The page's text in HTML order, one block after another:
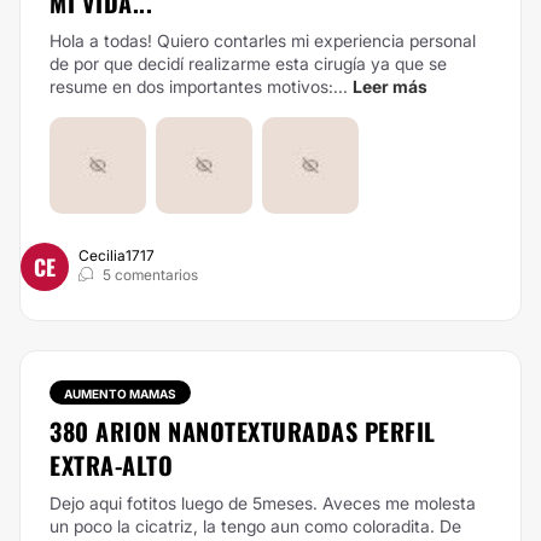
Hola a todas! Quiero contarles mi experiencia personal
de por que decidí realizarme esta cirugía ya que se
resume en dos importantes motivos:... Leer más
CE
Cecilia1717
5 comentarios
AUMENTO MAMAS
380 ARION NANOTEXTURADAS PERFIL
EXTRA-ALTO
Dejo aqui fotitos luego de 5meses. Aveces me molesta
un poco la cicatriz, la tengo aun como coloradita. De